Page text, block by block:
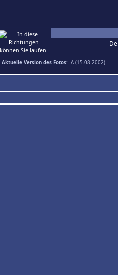
Aktuelle Version des Fotos: A (15.08.2002)